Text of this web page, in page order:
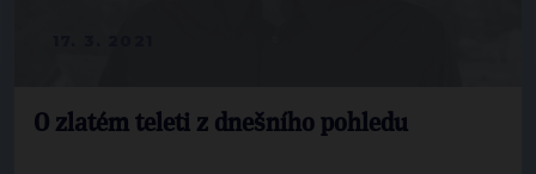
O zlatém teleti z dnešního pohledu